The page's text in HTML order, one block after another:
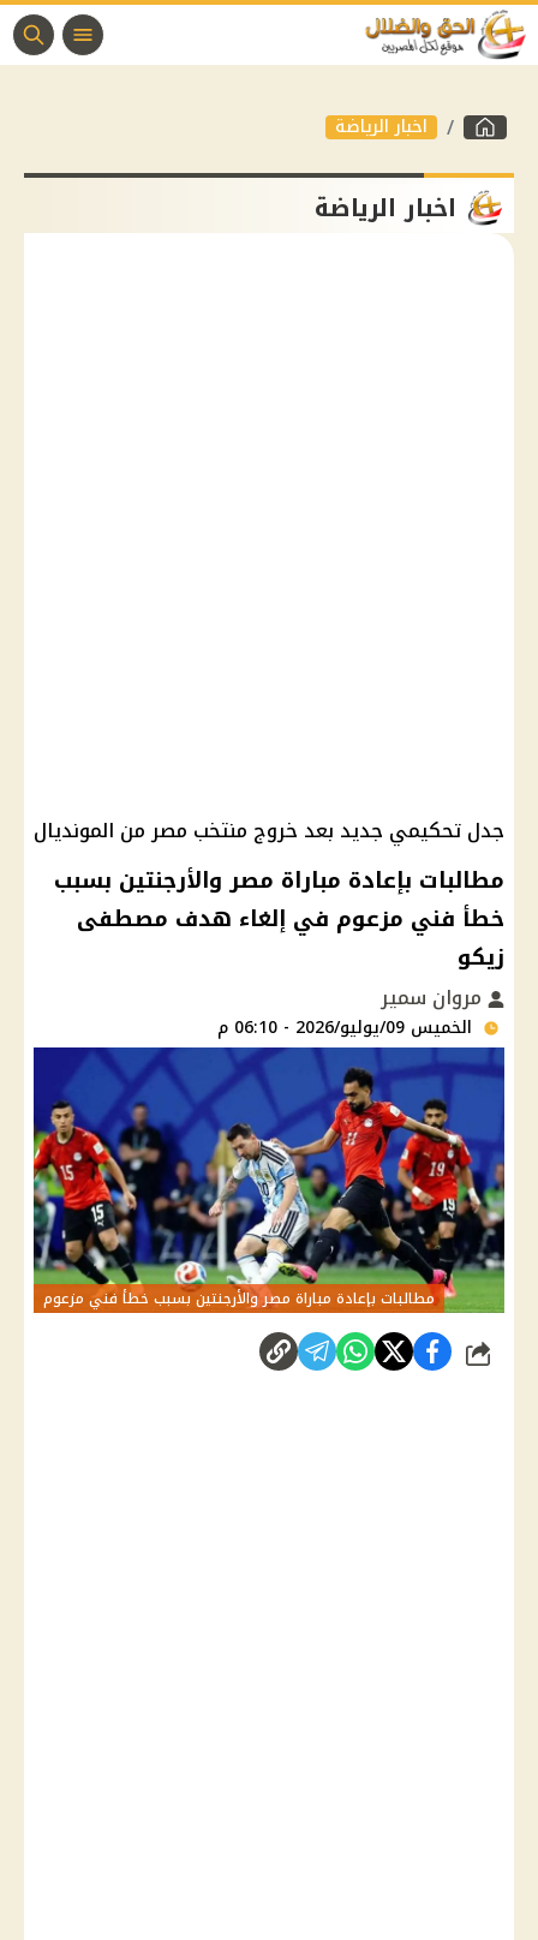
اخبار الرياضة
اخبار الرياضة
جدل تحكيمي جديد بعد خروج منتخب مصر من المونديال
مطالبات بإعادة مباراة مصر والأرجنتين بسبب
خطأ فني مزعوم في إلغاء هدف مصطفى
زيكو
مروان سمير
الخميس 09/يوليو/2026 - 06:10 م
مطالبات بإعادة مباراة مصر والأرجنتين بسبب خطأ فني مزعوم
شارك